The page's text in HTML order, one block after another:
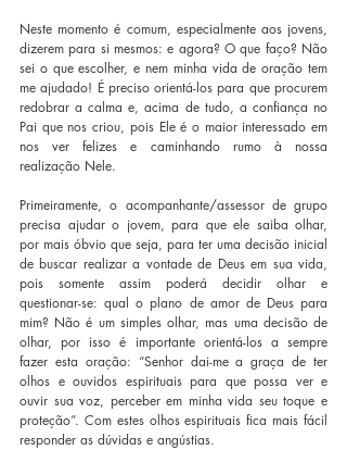
Neste momento é comum, especialmente aos jovens,
dizerem para si mesmos: e agora? O que faço? Não
sei o que escolher, e nem minha vida de oração tem
me ajudado! É preciso orientá-los para que procurem
redobrar a calma e, acima de tudo, a confiança no
Pai que nos criou, pois Ele é o maior interessado em
nos ver felizes e caminhando rumo à nossa
realização Nele.
Primeiramente, o acompanhante/assessor de grupo
precisa ajudar o jovem, para que ele saiba olhar,
por mais óbvio que seja, para ter uma decisão inicial
de buscar realizar a vontade de Deus em sua vida,
pois somente assim poderá decidir olhar e
questionar-se: qual o plano de amor de Deus para
mim? Não é um simples olhar, mas uma decisão de
olhar, por isso é importante orientá-los a sempre
fazer esta oração: “Senhor dai-me a graça de ter
olhos e ouvidos espirituais para que possa ver e
ouvir sua voz, perceber em minha vida seu toque e
proteção”. Com estes olhos espirituais fica mais fácil
responder as dúvidas e angústias.